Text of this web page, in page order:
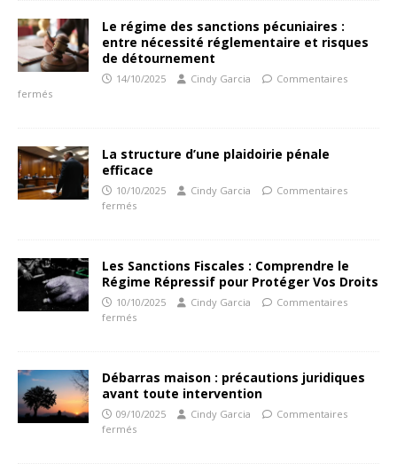
Le régime des sanctions pécuniaires :
entre nécessité réglementaire et risques
de détournement
14/10/2025 Cindy Garcia
Commentaires
fermés
La structure d’une plaidoirie pénale
efficace
10/10/2025 Cindy Garcia
Commentaires
fermés
Les Sanctions Fiscales : Comprendre le
Régime Répressif pour Protéger Vos Droits
10/10/2025 Cindy Garcia
Commentaires
fermés
Débarras maison : précautions juridiques
avant toute intervention
09/10/2025 Cindy Garcia
Commentaires
fermés